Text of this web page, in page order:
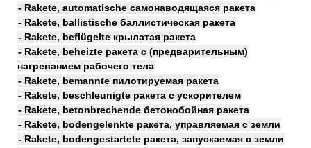
- Rakete, automatische самонаводящаяся ракета
- Rakete, ballistische баллистическая ракета
- Rakete, beflügelte крылатая ракета
- Rakete, beheizte ракета с (предварительным)
нагреванием рабочего тела
- Rakete, bemannte пилотируемая ракета
- Rakete, beschleunigte ракета с ускорителем
- Rakete, betonbrechende бетонобойная ракета
- Rakete, bodengelenkte ракета, управляемая с земли
- Rakete, bodengestartete ракета, запускаемая с земли